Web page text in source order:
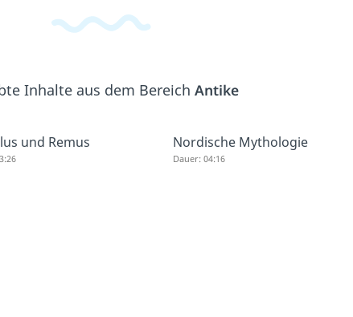
Inhalte aus dem Bereich Antike
und Remus Nordische Mythologie
Dauer: 04:16